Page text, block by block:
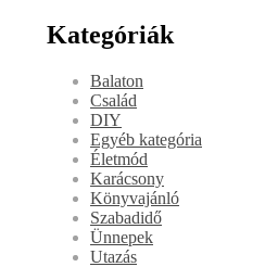
Kategóriák
Balaton
Család
DIY
Egyéb kategória
Életmód
Karácsony
Könyvajánló
Szabadidő
Ünnepek
Utazás